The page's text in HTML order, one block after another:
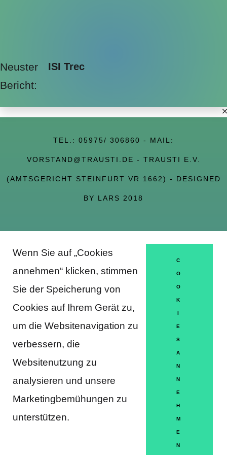
Neuster
Bericht:
ISI Trec
TEL.: 05975/ 306860 - MAIL:
VORSTAND@TRAUSTI.DE - TRAUSTI E.V.
(AMTSGERICHT STEINFURT VR 1662) - DESIGNED
BY LARS 2018
About Trausti e.V.
MITGLIEDSCHAFT
HÄUFIGE FRAGEN
KONTAKT
IMPRESSUM
Wenn Sie auf „Cookies
annehmen“ klicken, stimmen
Sie der Speicherung von
Cookies auf Ihrem Gerät zu,
um die Websitenavigation zu
verbessern, die
Websitenutzung zu
analysieren und unsere
Marketingbemühungen zu
unterstützen.
C
O
O
K
I
E
S
A
N
N
E
H
M
E
N